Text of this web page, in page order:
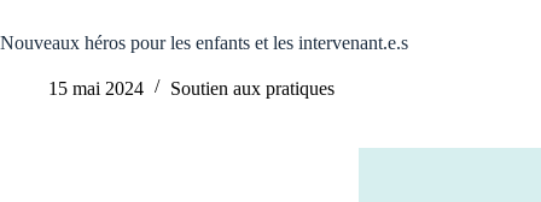
Nouveaux héros pour les enfants et les intervenant.e.s
15 mai 2024 Soutien aux pratiques